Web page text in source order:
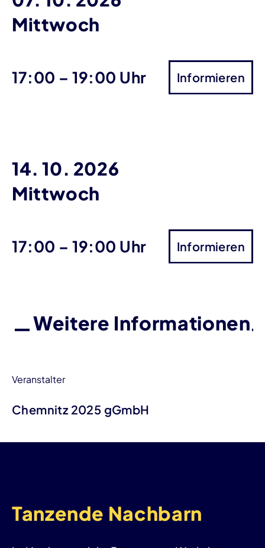
Mittwoch
17:00 – bis
19:00 Uhr Informieren
14. 10. 2026
Mittwoch
17:00 – bis
19:00 Uhr Informieren
Weitere Informationen
Veranstalter
Chemnitz 2025 gGmbH
Tanzende Nachbarn